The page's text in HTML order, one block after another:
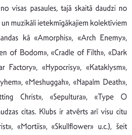
visas pasaules, tajā skaitā daudzi no
muzikāli ietekmīgākajiem kolektīviem
kā «Amorphis», «Arch Enemy»,
of Bodom», «Cradle of Filth», «Dark
Factory», «Hypocrisy», «Kataklysm»,
«Meshuggah», «Napalm Death»,
Christ», «Sepultura», «Type O
citas. Klubs ir atvērts arī visu citu
«Mortiis», «Skullflower» u.c.), šeit